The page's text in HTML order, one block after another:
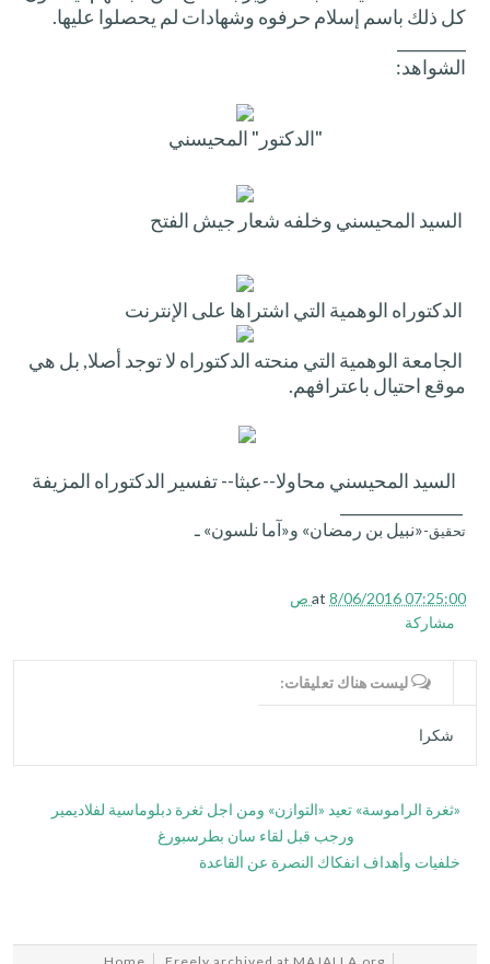
كل ذلك باسم إسلام حرفوه وشهادات لم يحصلوا عليها.
الشواهد:
"الدكتور" المحيسني
السيد المحيسني وخلفه شعار جيش الفتح
الدكتوراه الوهمية التي اشتراها على الإنترنت
الجامعة الوهمية التي منحته الدكتوراه لا توجد أصلا, بل هي
موقع احتيال باعترافهم.
السيد المحيسني محاولا--عبثا-- تفسير الدكتوراه المزيفة
تحقيق-«نبيل بن رمضان» و«آما نلسون» ـ
at 8/06/2016 07:25:00 ص
مشاركة
ليست هناك تعليقات:
WRITE COMMENTS
شكرا
«ثغرة الراموسة» تعيد «التوازن» ومن اجل ثغرة دبلوماسية لفلاديمير
ورجب قبل لقاء سان بطرسبورغ
خلفيات وأهداف انفكاك النصرة عن القاعدة